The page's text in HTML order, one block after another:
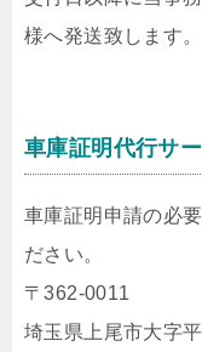
様へ発送致します。
車庫証明代行サ
車庫証明申請の必
ださい。
〒362-0011
埼玉県上尾市大字